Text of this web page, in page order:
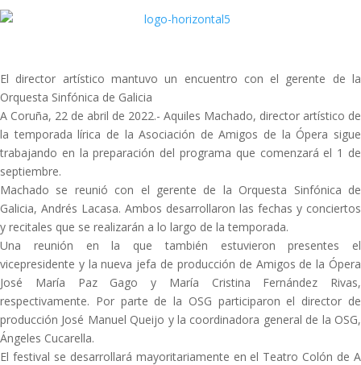
El director artístico mantuvo un encuentro con el gerente de la
Orquesta Sinfónica de Galicia
A Coruña, 22 de abril de 2022.- Aquiles Machado, director artístico de
la temporada lírica de la Asociación de Amigos de la Ópera sigue
trabajando en la preparación del programa que comenzará el 1 de
septiembre.
Machado se reunió con el gerente de la Orquesta Sinfónica de
Galicia, Andrés Lacasa. Ambos desarrollaron las fechas y conciertos
y recitales que se realizarán a lo largo de la temporada.
Una reunión en la que también estuvieron presentes el
vicepresidente y la nueva jefa de producción de Amigos de la Ópera
José María Paz Gago y María Cristina Fernández Rivas,
respectivamente. Por parte de la OSG participaron el director de
producción José Manuel Queijo y la coordinadora general de la OSG,
Ángeles Cucarella.
El festival se desarrollará mayoritariamente en el Teatro Colón de A